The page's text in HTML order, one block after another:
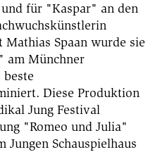
für "Kaspar" an den
Spaan wurde sie
am Münchner
Diese Produktion
Jung Festival
"Romeo und Julia"
Jungen Schauspielhaus